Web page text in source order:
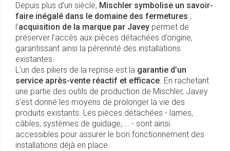
Depuis plus d’un siècle, Mischler symbolise un savoir-
faire inégalé dans le domaine des fermetures ;
l’acquisition de la marque par Javey permet de
préserver l’accès aux pièces détachées d’origine,
garantissant ainsi la pérennité des installations
existantes.
L’un des piliers de la reprise est la garantie d’un
service après-vente réactif et efficace. En rachetant
une partie des outils de production de Mischler, Javey
s’est donné les moyens de prolonger la vie des
produits existants. Les pièces détachées - lames,
câbles, systèmes de guidage, … - sont ainsi
accessibles pour assurer le bon fonctionnement des
installations déjà en place.